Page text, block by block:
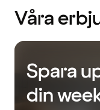
Våra
Spara
din